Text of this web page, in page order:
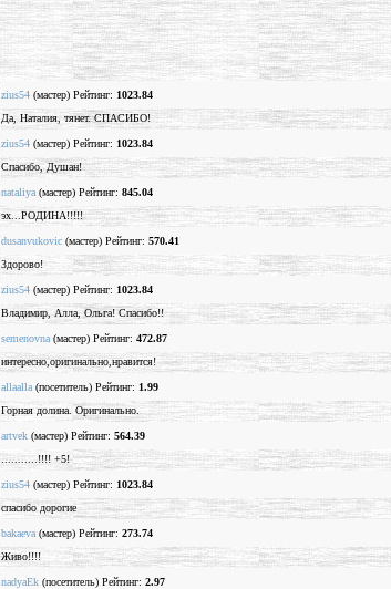
zius54 (мастер) Рейтинг: 1023.84
Да, Наталия, тянет. СПАСИБО!
zius54 (мастер) Рейтинг: 1023.84
Спасибо, Душан!
nataliya (мастер) Рейтинг: 845.04
эх...РОДИНА!!!!!
dusanvukovic (мастер) Рейтинг: 570.41
Здорово!
zius54 (мастер) Рейтинг: 1023.84
Владимир, Алла, Ольга! Спасибо!!
semenovna (мастер) Рейтинг: 472.87
интересно,оригинально,нравится!
allaalla (посетитель) Рейтинг: 1.99
Горная долина. Оригинально.
artvek (мастер) Рейтинг: 564.39
...........!!!! +5!
zius54 (мастер) Рейтинг: 1023.84
спасибо дорогие
bakaeva (мастер) Рейтинг: 273.74
Живо!!!!
nadyaEk (посетитель) Рейтинг: 2.97